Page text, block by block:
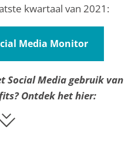
kwartaal van 2021:
Media Monitor
Social Media gebruik van
Ontdek het hier: